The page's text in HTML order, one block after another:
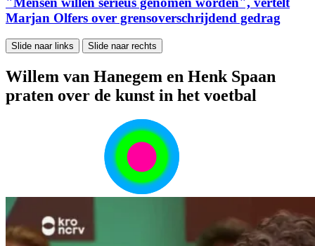
Marjan Olfers over grensoverschrijdend gedrag
Slide naar links Slide naar rechts
Willem van Hanegem en Henk Spaan
praten over de kunst in het voetbal